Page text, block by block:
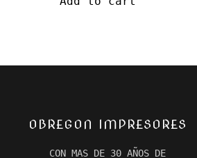
OBREGON IMPRESORES
CON MAS DE 30 AÑOS DE